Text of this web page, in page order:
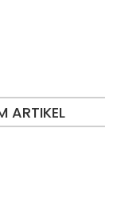
ARTIKEL